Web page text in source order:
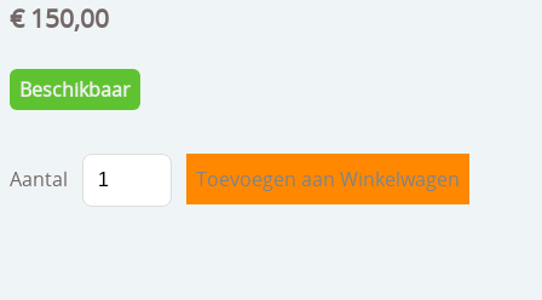
spiegels
tapijten
geschenkcheques
€ 150,00
Beschikbaar
Aantal